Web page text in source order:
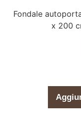
Fondale
x 200